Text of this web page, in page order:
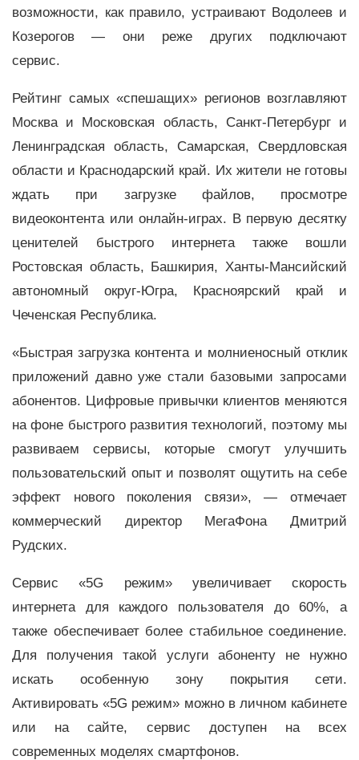
возможности, как правило, устраивают Водолеев и
Козерогов — они реже других подключают
сервис.
Рейтинг самых «спешащих» регионов возглавляют
Москва и Московская область, Санкт-Петербург и
Ленинградская область, Самарская, Свердловская
области и Краснодарский край. Их жители не готовы
ждать при загрузке файлов, просмотре
видеоконтента или онлайн-играх. В первую десятку
ценителей быстрого интернета также вошли
Ростовская область, Башкирия, Ханты-Мансийский
автономный округ-Югра, Красноярский край и
Чеченская Республика.
«Быстрая загрузка контента и молниеносный отклик
приложений давно уже стали базовыми запросами
абонентов. Цифровые привычки клиентов меняются
на фоне быстрого развития технологий, поэтому мы
развиваем сервисы, которые смогут улучшить
пользовательский опыт и позволят ощутить на себе
эффект нового поколения связи», — отмечает
коммерческий директор МегаФона Дмитрий
Рудских.
Сервис «5G режим» увеличивает скорость
интернета для каждого пользователя до 60%, а
также обеспечивает более стабильное соединение.
Для получения такой услуги абоненту не нужно
искать особенную зону покрытия сети.
Активировать «5G режим» можно в личном кабинете
или на сайте, сервис доступен на всех
современных моделях смартфонов.